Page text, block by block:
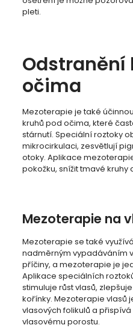
pleti.
Odstranění
očima
Mezoterapie je také
kruhů pod očima, které
stárnutí. Speciální roztoky
mikrocirkulaci, zesvětlují
otoky. Aplikace
pokožku, snížit tmavé kruhy
Mezoterapie na
Mezoterapie se také
nadměrným vypadáváním
příčiny, a mezoterapie je
Aplikace speciálních
stimuluje růst vlasů,
kořínky. Mezoterapie vlasů
vlasových folikulů a
vlasovému porostu.